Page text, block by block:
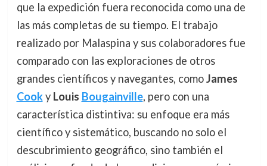
que la expedición fuera reconocida como una de
las más completas de su tiempo. El trabajo
realizado por Malaspina y sus colaboradores fue
comparado con las exploraciones de otros
grandes científicos y navegantes, comoJames
Cooky Louis Bougainville, pero con una
característica distintiva: su enfoque era más
científico y sistemático, buscando no solo el
descubrimiento geográfico, sino también el